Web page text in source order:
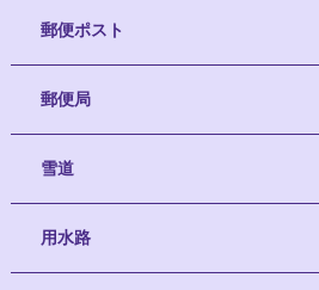
郵便ポスト
郵便局
雪道
用水路